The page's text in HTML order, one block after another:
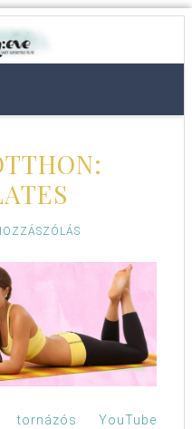
tornázós YouTube